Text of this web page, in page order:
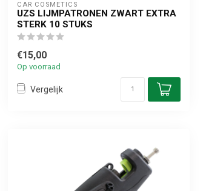
CAR COSMETICS
UZS LIJMPATRONEN ZWART EXTRA
STERK 10 STUKS
€15,00
Op voorraad
Vergelijk